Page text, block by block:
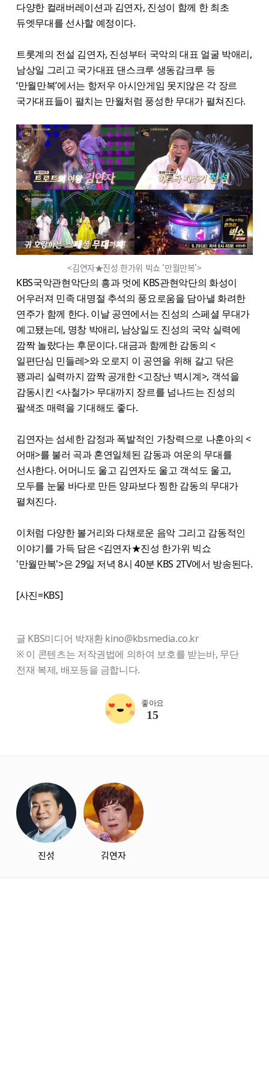
다양한 컬래버레이션과 김연자, 진성이 함께 한 최초
듀엣무대를 선사할 예정이다.
트롯계의 전설 김연자, 진성부터 국악의 대표 얼굴 박애리,
남상일 그리고 국가대표 댄스크루 생동감크루 등
‘만월만복’에서는 항저우 아시안게임 못지않은 각 장르
국가대표들이 펼치는 만월처럼 풍성한 무대가 펼쳐진다.
<김연자★진성 한가위 빅쇼 '만월만복'>
KBS국악관현악단의 흥과 멋에 KBS관현악단의 화성이
어우러져 민족 대명절 추석의 풍요로움을 담아낼 화려한
연주가 함께 한다. 이날 공연에서는 진성의 스페셜 무대가
예고됐는데, 명창 박애리, 남상일도 진성의 국악 실력에
깜짝 놀랐다는 후문이다. 대금과 함께한 감동의 <
일편단심 민들레>와 오로지 이 공연을 위해 갈고 닦은
꽹과리 실력까지 깜짝 공개한 <고장난 벽시계>, 객석을
감동시킨 <사철가> 무대까지 장르를 넘나드는 진성의
팔색조 매력을 기대해도 좋다.
김연자는 섬세한 감정과 폭발적인 가창력으로 나훈아의 <
어매>를 불러 곡과 혼연일체된 감동과 여운의 무대를
선사한다. 어머니도 울고 김연자도 울고 객석도 울고,
모두를 눈물 바다로 만든 양파보다 찡한 감동의 무대가
펼쳐진다.
이처럼 다양한 볼거리와 다채로운 음악 그리고 감동적인
이야기를 가득 담은 <김연자★진성 한가위 빅쇼
'만월만복'>은 29일 저녁 8시 40분 KBS 2TV에서 방송된다.
[사진=KBS]
글 KBS미디어 박재환 kino@kbsmedia.co.kr
※ 이 콘텐츠는 저작권법에 의하여 보호를 받는바, 무단
전재 복제, 배포등을 금합니다.
좋아요
15
진성 김연자